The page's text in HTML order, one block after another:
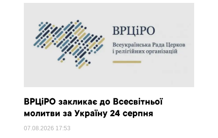
ВРЦіРО закликає до Всесвітньої
молитви за Україну 24 серпня
07.08.2026 17:53